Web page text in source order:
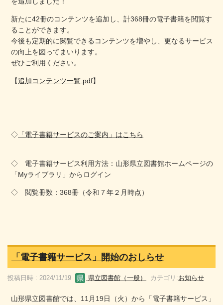
新たに42冊のコンテンツを追加し、計368冊の電子書籍を閲覧す
ることができます。
今後も定期的に閲覧できるコンテンツを増やし、更なるサービス
の向上を図ってまいります。
ぜひご利用ください。
【追加コンテンツ一覧.pdf】
◇ 「電子書籍サービスのご案内」はこちら
◇ 電子書籍サービス利用方法：山形県立図書館ホームページの
「Myライブラリ」からログイン
◇ 閲覧冊数：368冊（令和７年２月時点）
「電子書籍サービス」開始のおしらせ
投稿日時 : 2024/11/19 県立図書館（一般） カテゴリ:お知らせ
山形県立図書館では、11月19日（火）から「電子書籍サービス」